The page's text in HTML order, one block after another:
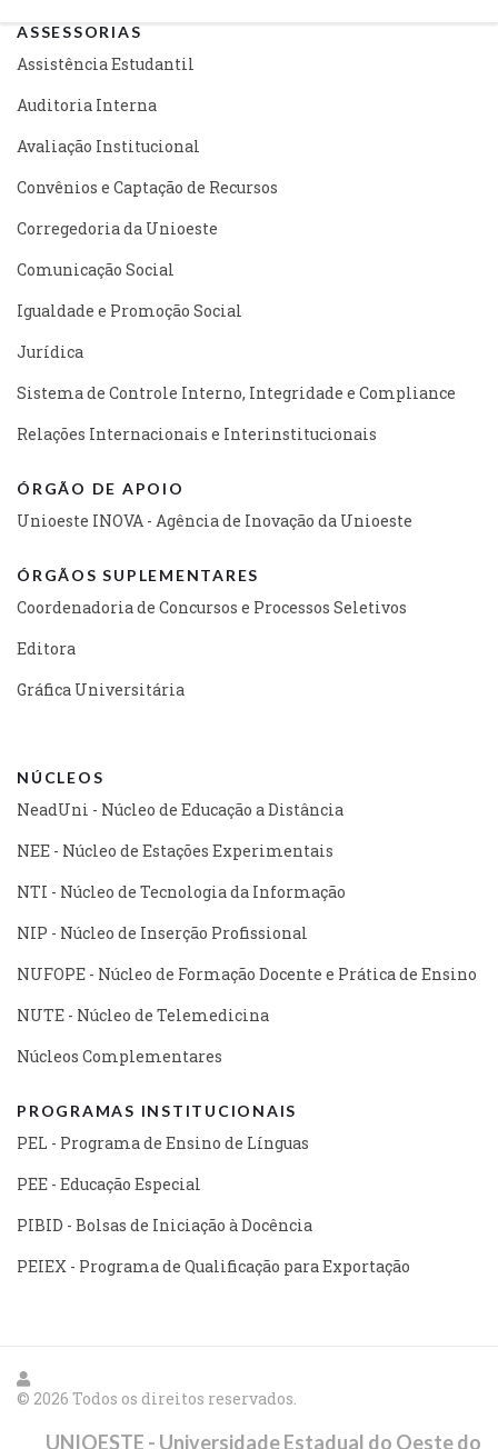
ASSESSORIAS
Assistência Estudantil
Auditoria Interna
Avaliação Institucional
Convênios e Captação de Recursos
Corregedoria da Unioeste
Comunicação Social
Igualdade e Promoção Social
Jurídica
Sistema de Controle Interno, Integridade e Compliance
Relações Internacionais e Interinstitucionais
ÓRGÃO DE APOIO
Unioeste INOVA - Agência de Inovação da Unioeste
ÓRGÃOS SUPLEMENTARES
Coordenadoria de Concursos e Processos Seletivos
Editora
Gráfica Universitária
NÚCLEOS
NeadUni - Núcleo de Educação a Distância
NEE - Núcleo de Estações Experimentais
NTI - Núcleo de Tecnologia da Informação
NIP - Núcleo de Inserção Profissional
NUFOPE - Núcleo de Formação Docente e Prática de Ensino
NUTE - Núcleo de Telemedicina
Núcleos Complementares
PROGRAMAS INSTITUCIONAIS
PEL - Programa de Ensino de Línguas
PEE - Educação Especial
PIBID - Bolsas de Iniciação à Docência
PEIEX - Programa de Qualificação para Exportação
© 2026 Todos os direitos reservados.
UNIOESTE - Universidade Estadual do Oeste do